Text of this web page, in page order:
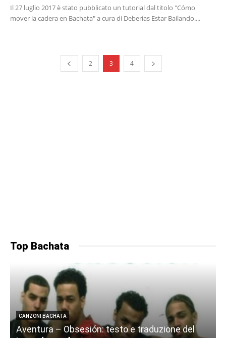
Il 27 luglio 2017 è stato pubblicato un tutorial dal titolo "Cómo
mover la cadera en Bachata" a cura di Deberías Estar Bailando....
2 3 4
Top Bachata
CANZONI BACHATA
Aventura – Obsesión: testo e traduzione del